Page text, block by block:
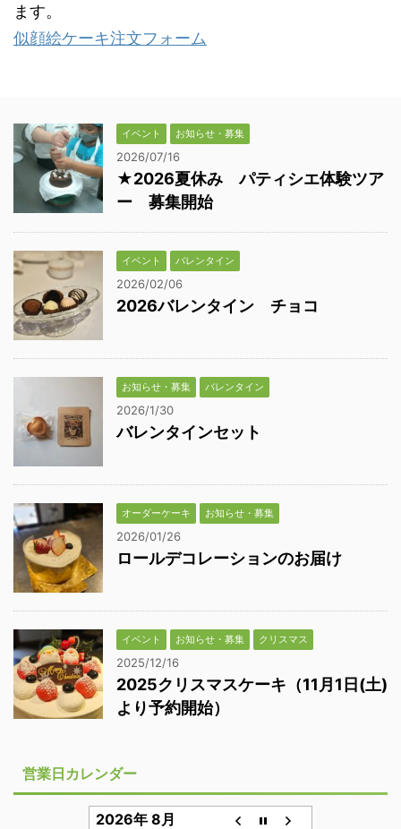
ます。
似顔絵ケーキ注文フォーム
イベント お知らせ・募集
2026/07/16
★2026夏休み パティシエ体験ツア
ー 募集開始
イベント バレンタイン
2026/02/06
2026バレンタイン チョコ
お知らせ・募集 バレンタイン
2026/1/30
バレンタインセット
オーダーケーキ お知らせ・募集
2026/01/26
ロールデコレーションのお届け
イベント お知らせ・募集 クリスマス
2025/12/16
2025クリスマスケーキ（11月1日(土)
より予約開始）
営業日カレンダー
2026年 8月